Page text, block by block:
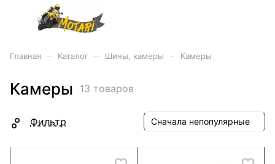
Главная Каталог Шины, камеры Камеры
Камеры 13 товаров
Фильтр Сначала непопулярные